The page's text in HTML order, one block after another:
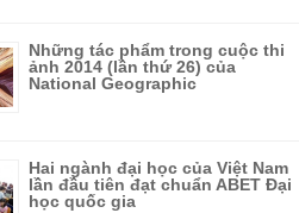
Những tác phẩm trong cuộc thi
ảnh 2014 (lần thứ 26) của
National Geographic
Hai ngành đại học của Việt Nam
lần đầu tiên đạt chuẩn ABET Đại
học quốc gia